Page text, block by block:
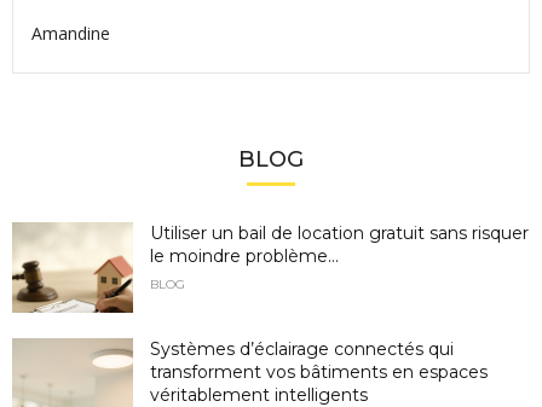
Amandine
BLOG
Utiliser un bail de location gratuit sans risquer
le moindre problème...
BLOG
Systèmes d’éclairage connectés qui
transforment vos bâtiments en espaces
véritablement intelligents